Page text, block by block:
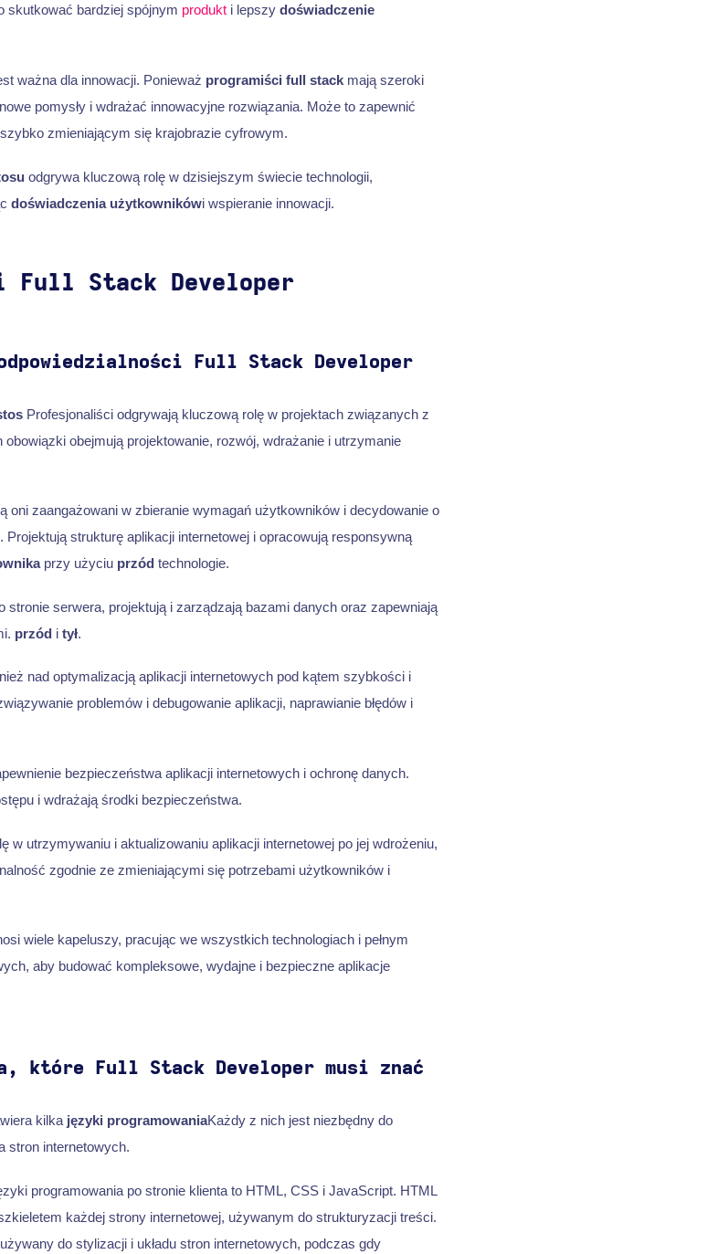
skutkować bardziej spójnym produkti lepszy doświadczenie
ważna dla innowacji. Ponieważ programiści full stackmają szeroki
pomysły i wdrażać innowacyjne rozwiązania. Może to zapewnić
zmieniającym się krajobrazie cyfrowym.
odgrywa kluczową rolę w dzisiejszym świecie technologii,
doświadczenia użytkownikówi wspieranie innowacji.
Full Stack Developer
Full Stack Developer
Profesjonaliści odgrywają kluczową rolę w projektach związanych z
obejmują projektowanie, rozwój, wdrażanie i utrzymanie
oni zaangażowani w zbieranie wymagań użytkowników i decydowanie o
strukturę aplikacji internetowej i opracowują responsywną
przy użyciu przód technologie.
stronie serwera, projektują i zarządzają bazami danych oraz zapewniają
przód i tył.
nad optymalizacją aplikacji internetowych pod kątem szybkości i
problemów i debugowanie aplikacji, naprawianie błędów i
bezpieczeństwa aplikacji internetowych i ochronę danych.
i wdrażają środki bezpieczeństwa.
w utrzymywaniu i aktualizowaniu aplikacji internetowej po jej wdrożeniu,
zgodnie ze zmieniającymi się potrzebami użytkowników i
wiele kapeluszy, pracując we wszystkich technologiach i pełnym
aby budować kompleksowe, wydajne i bezpieczne aplikacje
które Full Stack Developer musi znać
kilka języki programowaniaKażdy z nich jest niezbędny do
stron internetowych.
programowania po stronie klienta to HTML, CSS i JavaScript. HTML
każdej strony internetowej, używanym do strukturyzacji treści.
do stylizacji i układu stron internetowych, podczas gdy